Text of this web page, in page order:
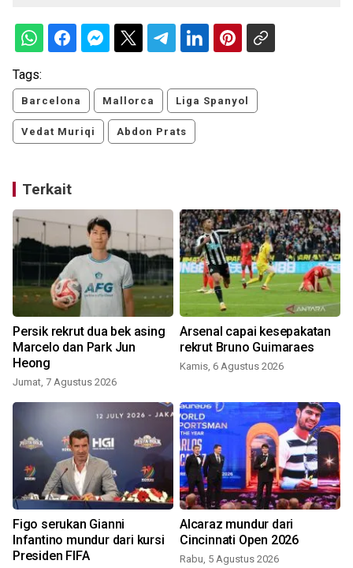
Tags:
Barcelona Mallorca Liga Spanyol
Vedat Muriqi Abdon Prats
Terkait
Persik rekrut dua bek asing
Marcelo dan Park Jun
Heong
Jumat, 7 Agustus 2026
Arsenal capai kesepakatan
rekrut Bruno Guimaraes
Kamis, 6 Agustus 2026
Figo serukan Gianni
Infantino mundur dari kursi
Presiden FIFA
Alcaraz mundur dari
Cincinnati Open 2026
Rabu, 5 Agustus 2026